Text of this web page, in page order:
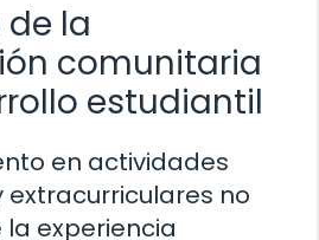
la
comunitaria
estudiantil
en actividades
no
experiencia